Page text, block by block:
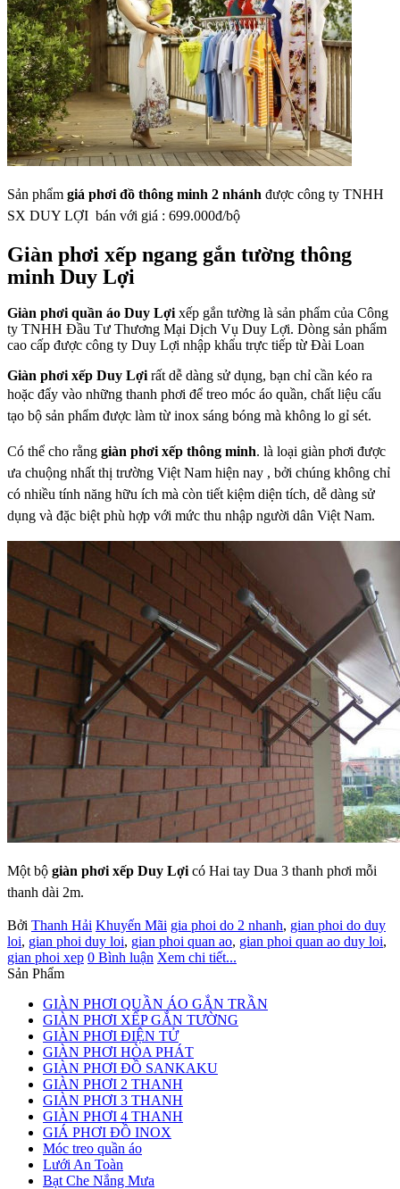
Sản phẩm giá phơi đồ thông minh 2 nhánh được công ty TNHH
SX DUY LỢI bán với giá : 699.000đ/bộ
Giàn phơi xếp ngang gắn tường thông
minh Duy Lợi
Giàn phơi quần áo Duy Lợi xếp gắn tường là sản phẩm của Công
ty TNHH Đầu Tư Thương Mại Dịch Vụ Duy Lợi. Dòng sản phẩm
cao cấp được công ty Duy Lợi nhập khẩu trực tiếp từ Đài Loan
Giàn phơi xếp Duy Lợi rất dễ dàng sử dụng, bạn chỉ cần kéo ra
hoặc đẩy vào những thanh phơi để treo móc áo quần, chất liệu cấu
tạo bộ sản phẩm được làm từ inox sáng bóng mà không lo gỉ sét.
Có thể cho rằng giàn phơi xếp thông minh. là loại giàn phơi được
ưa chuộng nhất thị trường Việt Nam hiện nay , bởi chúng không chỉ
có nhiều tính năng hữu ích mà còn tiết kiệm diện tích, dễ dàng sử
dụng và đặc biệt phù hợp với mức thu nhập người dân Việt Nam.
Một bộ giàn phơi xếp Duy Lợi có Hai tay Dua 3 thanh phơi mỗi
thanh dài 2m.
Bởi Thanh Hải Khuyến Mãi gia phoi do 2 nhanh, gian phoi do duy
loi, gian phoi duy loi, gian phoi quan ao, gian phoi quan ao duy loi,
gian phoi xep 0 Bình luận Xem chi tiết...
Sản Phẩm
GIÀN PHƠI QUẦN ÁO GẮN TRẦN
GIÀN PHƠI XẾP GẮN TƯỜNG
GIÀN PHƠI ĐIỆN TỬ
GIÀN PHƠI HÒA PHÁT
GIÀN PHƠI ĐỒ SANKAKU
GIÀN PHƠI 2 THANH
GIÀN PHƠI 3 THANH
GIÀN PHƠI 4 THANH
GIÁ PHƠI ĐỒ INOX
Móc treo quần áo
Lưới An Toàn
Bạt Che Nắng Mưa